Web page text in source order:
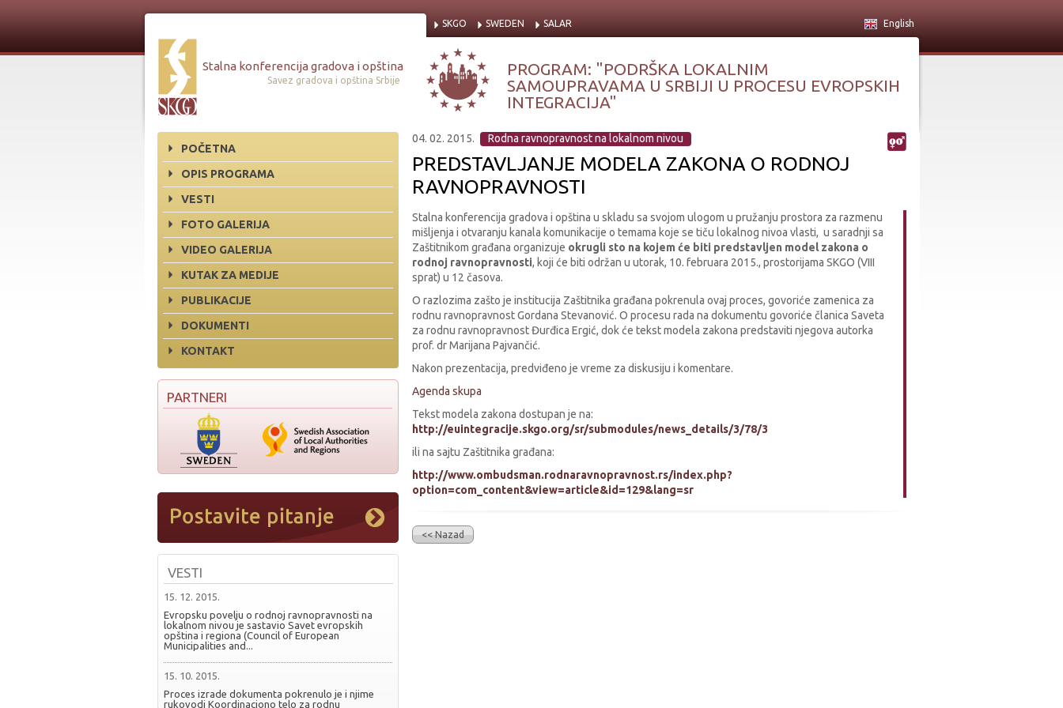
Stalna konferencija gradova i opština
Savez gradova i opština Srbije
SKGO SWEDEN SALAR English
PROGRAM: "PODRŠKA LOKALNIM
SAMOUPRAVAMA U SRBIJI U PROCESU EVROPSKIH
INTEGRACIJA"
POČETNA
OPIS PROGRAMA
VESTI
FOTO GALERIJA
VIDEO GALERIJA
KUTAK ZA MEDIJE
PUBLIKACIJE
DOKUMENTI
KONTAKT
PARTNERI
VESTI
15. 12. 2015.
Evropsku povelju o rodnoj ravnopravnosti na
lokalnom nivou je sastavio Savet evropskih
opština i regiona (Council of European
Municipalities and...
15. 10. 2015.
Proces izrade dokumenta pokrenulo je i njime
rukovodi Koordinaciono telo za rodnu
04. 02. 2015. Rodna ravnopravnost na lokalnom nivou
PREDSTAVLJANJE MODELA ZAKONA O RODNOJ
RAVNOPRAVNOSTI
Stalna konferencija gradova i opština u skladu sa svojom ulogom u pružanju prostora za razmenu
mišljenja i otvaranju kanala komunikacije o temama koje se tiču lokalnog nivoa vlasti, u saradnji sa
Zaštitnikom građana organizuje okrugli sto na kojem će biti predstavljen model zakona o
rodnoj ravnopravnosti, koji će biti održan u utorak, 10. februara 2015., prostorijama SKGO (VIII
sprat) u 12 časova.
O razlozima zašto je institucija Zaštitnika građana pokrenula ovaj proces, govoriće zamenica za
rodnu ravnopravnost Gordana Stevanović. O procesu rada na dokumentu govoriće članica Saveta
za rodnu ravnopravnost Đurđica Ergić, dok će tekst modela zakona predstaviti njegova autorka
prof. dr Marijana Pajvančić.
Nakon prezentacija, predviđeno je vreme za diskusiju i komentare.
Agenda skupa
Tekst modela zakona dostupan je na:
http://euintegracije.skgo.org/sr/submodules/news_details/3/78/3
ili na sajtu Zaštitnika građana:
http://www.ombudsman.rodnaravnopravnost.rs/index.php?
option=com_content&view=article&id=129&lang=sr
<< Nazad